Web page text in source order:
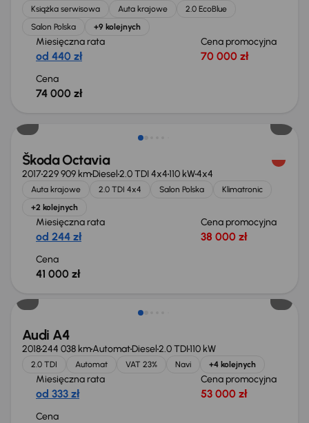
Książka serwisowa Auta krajowe
2.0 EcoBlue
Salon Polska
+9 kolejnych
Miesięczna rata
od 440 zł
Cena promocyjna
70 000 zł
Cena
74 000 zł
Škoda Octavia
2017229 909 kmDiesel2.0 TDI 4x4110 kW4x4
Auta krajowe 2.0 TDI 4x4 Salon Polska
Klimatronic
+2 kolejnych
Miesięczna rata
od 244 zł
Cena promocyjna
38 000 zł
Cena
41 000 zł
Audi A4
2018244 038 kmAutomatDiesel2.0 TDI110 kW
2.0 TDI Automat VAT 23% Navi +4 kolejnych
Miesięczna rata
od 333 zł
Cena promocyjna
53 000 zł
Cena